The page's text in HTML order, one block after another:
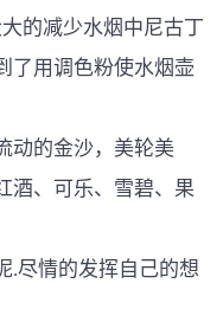
的减少水烟中尼古丁
了用调色粉使水烟壶
动的金沙，美轮美
酒、可乐、雪碧、果
.尽情的发挥自己的想